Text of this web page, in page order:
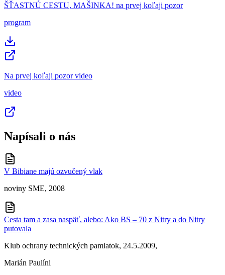
ŠŤASTNÚ CESTU, MAŠINKA! na prvej koľaji pozor
program
Na prvej koľaji pozor video
video
Napísali o nás
V Bibiane majú ozvučený vlak
noviny SME, 2008
Cesta tam a zasa naspäť, alebo: Ako BS – 70 z Nitry a do Nitry
putovala
Klub ochrany technických pamiatok, 24.5.2009,
Marián Paulíni